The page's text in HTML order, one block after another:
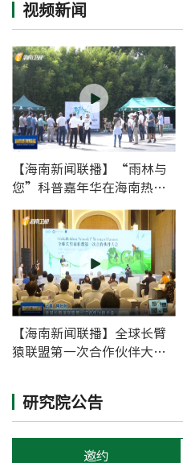
视频新闻
【海南新闻联播】“雨林与
您”科普嘉年华在海南热带
【海南新闻联播】全球长臂
猿联盟第一次合作伙伴大会
研究院公告
邀约